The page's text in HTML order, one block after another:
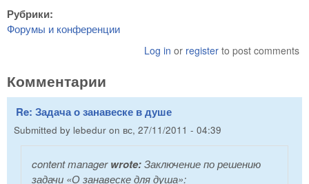
Рубрики:
Форумы и конференции
Log in or register to post comments
Комментарии
Re: Задача о занавеске в душе
Submitted by lebedur on вс, 27/11/2011 - 04:39
content managerwrote:Заключение по решению
задачи «О занавеске для душа»: